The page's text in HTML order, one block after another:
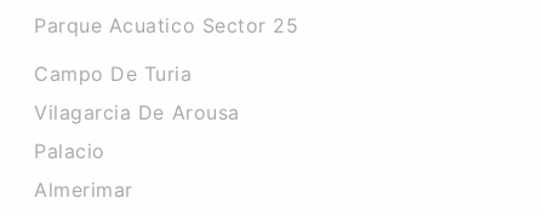
Parque Acuatico Sector 25
Campo De Turia
Vilagarcia De Arousa
Palacio
Almerimar